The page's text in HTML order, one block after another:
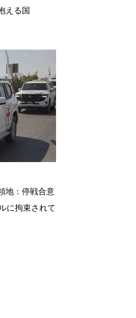
える国
地：停戦合意
に拘束されて